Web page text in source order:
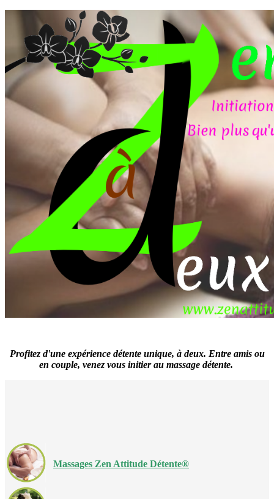
Profitez d'une expérience détente unique, à deux. Entre amis ou
en couple, venez vous initier au massage détente.
Massages Zen Attitude Détente®